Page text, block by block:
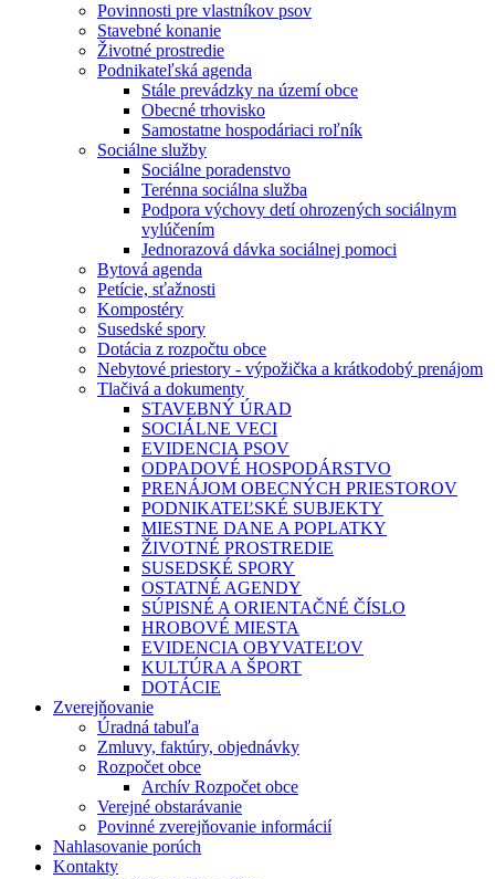
Povinnosti pre vlastníkov psov
Stavebné konanie
Životné prostredie
Podnikateľská agenda
Stále prevádzky na území obce
Obecné trhovisko
Samostatne hospodáriaci roľník
Sociálne služby
Sociálne poradenstvo
Terénna sociálna služba
Podpora výchovy detí ohrozených sociálnym
vylúčením
Jednorazová dávka sociálnej pomoci
Bytová agenda
Petície, sťažnosti
Kompostéry
Susedské spory
Dotácia z rozpočtu obce
Nebytové priestory - výpožička a krátkodobý prenájom
Tlačivá a dokumenty
STAVEBNÝ ÚRAD
SOCIÁLNE VECI
EVIDENCIA PSOV
ODPADOVÉ HOSPODÁRSTVO
PRENÁJOM OBECNÝCH PRIESTOROV
PODNIKATEĽSKÉ SUBJEKTY
MIESTNE DANE A POPLATKY
ŽIVOTNÉ PROSTREDIE
SUSEDSKÉ SPORY
OSTATNÉ AGENDY
SÚPISNÉ A ORIENTAČNÉ ČÍSLO
HROBOVÉ MIESTA
EVIDENCIA OBYVATEĽOV
KULTÚRA A ŠPORT
DOTÁCIE
Zverejňovanie
Úradná tabuľa
Zmluvy, faktúry, objednávky
Rozpočet obce
Archív Rozpočet obce
Verejné obstarávanie
Povinné zverejňovanie informácií
Nahlasovanie porúch
Kontakty